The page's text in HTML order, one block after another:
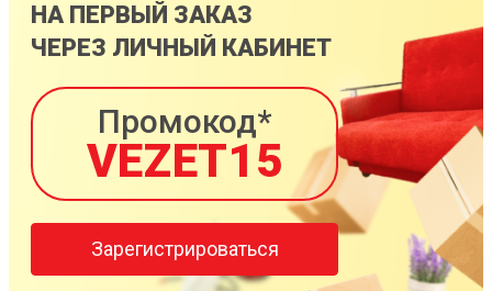
НА ПЕРВЫЙ ЗАКАЗ
ЧЕРЕЗ ЛИЧНЫЙ КАБИНЕТ
Промокод*
VEZET15
Зарегистрироваться